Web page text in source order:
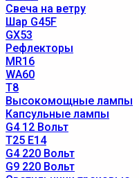
Свеча на ветру
Шар G45F
GX53
Рефлекторы
MR16
WA60
T8
Высокомощные лампы
Капсульные лампы
G4 12 Вольт
T25 E14
G4 220 Вольт
G9 220 Вольт